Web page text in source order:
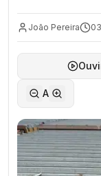
João Pereira
A